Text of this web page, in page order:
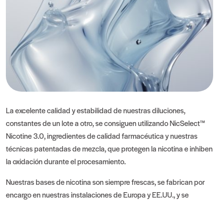
La excelente calidad y estabilidad de nuestras diluciones,
constantes de un lote a otro, se consiguen utilizando NicSelect™
Nicotine 3.0, ingredientes de calidad farmacéutica y nuestras
técnicas patentadas de mezcla, que protegen la nicotina e inhiben
la oxidación durante el procesamiento.
Nuestras bases de nicotina son siempre frescas, se fabrican por
encargo en nuestras instalaciones de Europa y EE.UU., y se